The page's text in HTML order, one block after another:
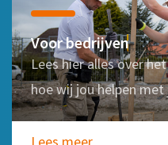
Voor bedrijven
Lees hier alles over
hoe wij jou helpen